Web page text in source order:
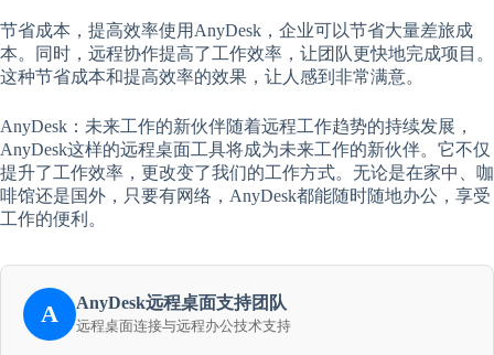
节省成本，提高效率使用AnyDesk，企业可以节省大量差旅成
本。同时，远程协作提高了工作效率，让团队更快地完成项目。
这种节省成本和提高效率的效果，让人感到非常满意。
AnyDesk：未来工作的新伙伴随着远程工作趋势的持续发展，
AnyDesk这样的远程桌面工具将成为未来工作的新伙伴。它不仅
提升了工作效率，更改变了我们的工作方式。无论是在家中、咖
啡馆还是国外，只要有网络，AnyDesk都能随时随地办公，享受
工作的便利。
A AnyDesk远程桌面支持团队
远程桌面连接与远程办公技术支持